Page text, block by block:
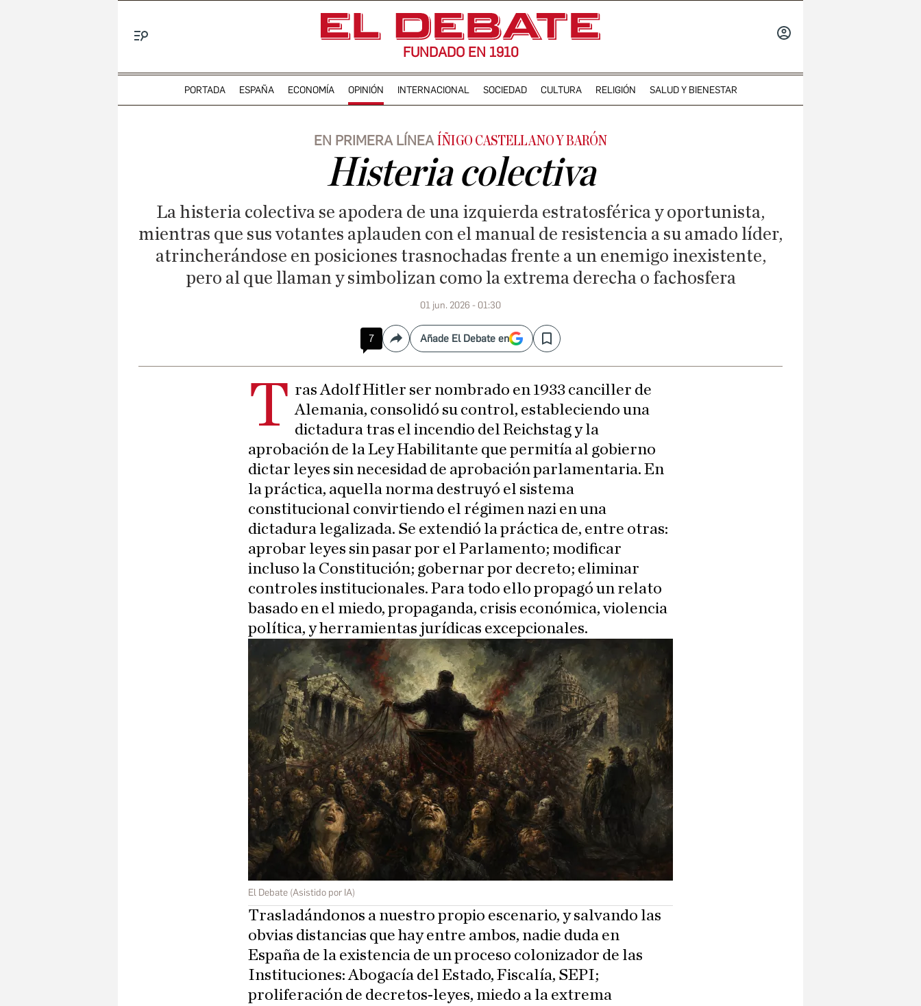
FUNDADO EN 1910
PORTADA ESPAÑA ECONOMÍA OPINIÓN INTERNACIONAL SOCIEDAD CULTURA RELIGIÓN SALUD Y BIENESTAR
EN PRIMERA LÍNEA ÍÑIGO CASTELLANO Y BARÓN
Histeria colectiva
La histeria colectiva se apodera de una izquierda estratosférica y oportunista,
mientras que sus votantes aplauden con el manual de resistencia a su amado líder,
atrincherándose en posiciones trasnochadas frente a un enemigo inexistente,
pero al que llaman y simbolizan como la extrema derecha o fachosfera
01 jun. 2026 - 01:30
7 CompartirAñade El Debate en Save
T ras Adolf Hitler ser nombrado en 1933 canciller de
Alemania, consolidó su control, estableciendo una
dictadura tras el incendio del Reichstag y la
aprobación de la Ley Habilitante que permitía al gobierno
dictar leyes sin necesidad de aprobación parlamentaria. En
la práctica, aquella norma destruyó el sistema
constitucional convirtiendo el régimen nazi en una
dictadura legalizada. Se extendió la práctica de, entre otras:
aprobar leyes sin pasar por el Parlamento; modificar
incluso la Constitución; gobernar por decreto; eliminar
controles institucionales. Para todo ello propagó un relato
basado en el miedo, propaganda, crisis económica, violencia
política, y herramientas jurídicas excepcionales.
El Debate (Asistido por IA)
Trasladándonos a nuestro propio escenario, y salvando las
obvias distancias que hay entre ambos, nadie duda en
España de la existencia de un proceso colonizador de las
Instituciones: Abogacía del Estado, Fiscalía, SEPI;
proliferación de decretos-leyes, miedo a la extrema